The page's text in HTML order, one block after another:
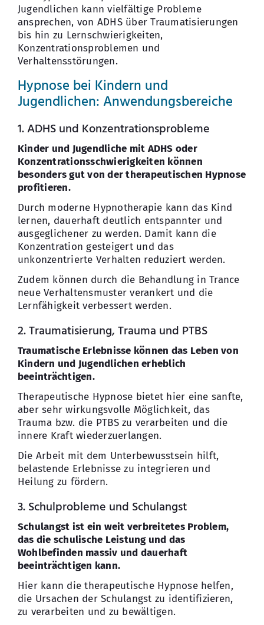
Jugendlichen kann vielfältige Probleme
ansprechen, von ADHS über Traumatisierungen
bis hin zu Lernschwierigkeiten,
Konzentrationsproblemen und
Verhaltensstörungen.
Hypnose bei Kindern und
Jugendlichen: Anwendungsbereiche
1. ADHS und Konzentrationsprobleme
Kinder und Jugendliche mit ADHS oder
Konzentrationsschwierigkeiten können
besonders gut von der therapeutischen Hypnose
profitieren.
Durch moderne Hypnotherapie kann das Kind
lernen, dauerhaft deutlich entspannter und
ausgeglichener zu werden. Damit kann die
Konzentration gesteigert und das
unkonzentrierte Verhalten reduziert werden.
Zudem können durch die Behandlung in Trance
neue Verhaltensmuster verankert und die
Lernfähigkeit verbessert werden.
2. Traumatisierung, Trauma und PTBS
Traumatische Erlebnisse können das Leben von
Kindern und Jugendlichen erheblich
beeinträchtigen.
Therapeutische Hypnose bietet hier eine sanfte,
aber sehr wirkungsvolle Möglichkeit, das
Trauma bzw. die PTBS zu verarbeiten und die
innere Kraft wiederzuerlangen.
Die Arbeit mit dem Unterbewusstsein hilft,
belastende Erlebnisse zu integrieren und
Heilung zu fördern.
3. Schulprobleme und Schulangst
Schulangst ist ein weit verbreitetes Problem,
das die schulische Leistung und das
Wohlbefinden massiv und dauerhaft
beeinträchtigen kann.
Hier kann die therapeutische Hypnose helfen,
die Ursachen der Schulangst zu identifizieren,
zu verarbeiten und zu bewältigen.